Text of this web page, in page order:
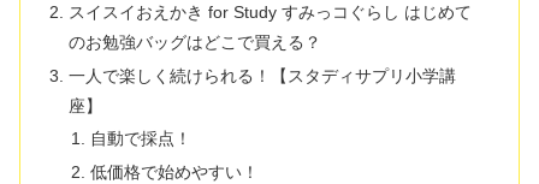
スイスイおえかき for Study すみっコぐらし はじめて
のお勉強バッグはどこで買える？
一人で楽しく続けられる！【スタディサプリ小学講
座】
自動で採点！
低価格で始めやすい！